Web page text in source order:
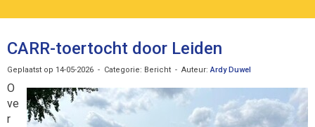
CARR-toertocht door Leiden
Geplaatst op 14-05-2026 - Categorie: Bericht - Auteur:Ardy Duwel
O
ve
r